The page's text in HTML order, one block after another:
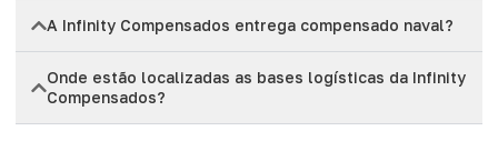
A Infinity Compensados entrega compensado naval?
Onde estão localizadas as bases logísticas da Infinity
Compensados?